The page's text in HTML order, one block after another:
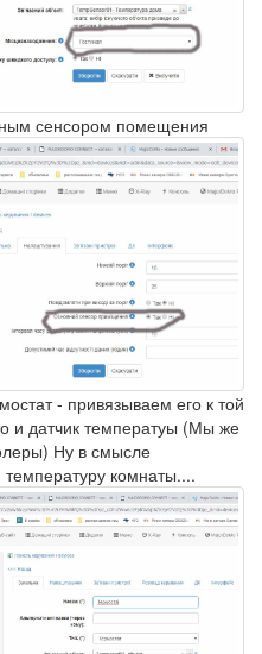
сенсором помещения
- привязываем его к той
и датчик температуы (Мы же
Ну в смысле
температуру комнаты....